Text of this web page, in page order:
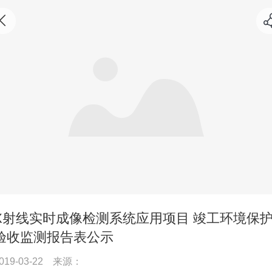
线实时成像检测系统应用项目 竣工环境保
收监测报告表公示
03-22 来源：